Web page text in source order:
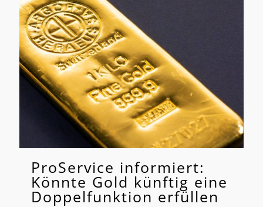
ProService informiert:
Könnte Gold künftig eine
Doppelfunktion erfüllen